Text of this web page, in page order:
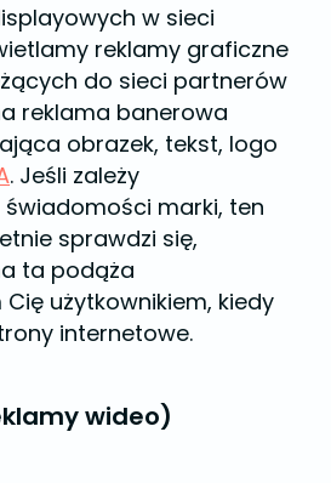
w sieci
reklamy graficzne
do sieci partnerów
reklama banerowa
obrazek, tekst, logo
. Jeśli zależy
marki, ten
sprawdzi się,
ta podąża
użytkownikiem, kiedy
internetowe.
wideo)